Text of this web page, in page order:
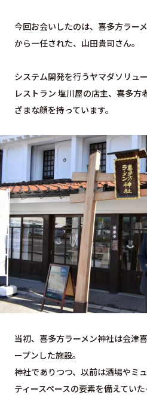
今回お会いしたのは、喜多方ラー
から一任された、山田貴司さん。
システム開発を行うヤマダソリュ
レストラン 塩川屋の店主、喜多方
ざまな顔を持っています。
当初、喜多方ラーメン神社は会津
ープンした施設。
神社でありつつ、以前は酒場やミ
ティースペースの要素を備えていた